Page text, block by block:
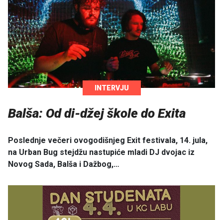
INTERVJU
Balša: Od di-džej škole do Exita
Poslednje večeri ovogodišnjeg Exit festivala, 14. jula,
na Urban Bug stejdžu nastupiće mladi DJ dvojac iz
Novog Sada, Balša i Dažbog,…